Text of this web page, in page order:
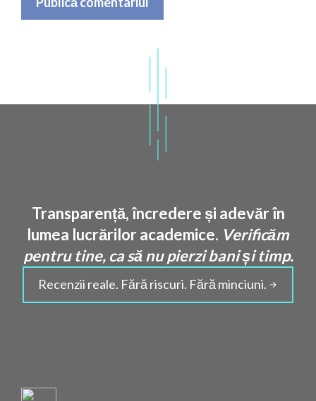
Transparență, încredere și adevăr în
lumea lucrărilor academice. Verificăm
pentru tine, ca să nu pierzi bani și timp.
Recenzii reale. Fără riscuri. Fără minciuni.